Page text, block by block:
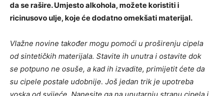
da se rašire. Umjesto alkohola, možete koristiti i
ricinusovo ulje, koje će dodatno omekšati materijal.
Vlažne novine također mogu pomoći u proširenju cipela
od sintetičkih materijala. Stavite ih unutra i ostavite dok
se potpuno ne osuše, a kad ih izvadite, primijetit ćete da
su cipele postale udobnije. Još jedan trik je upotreba